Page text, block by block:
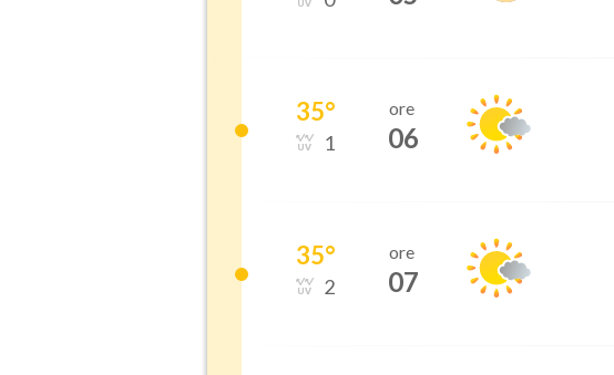
35°
1
ore
06
35°
2
ore
07